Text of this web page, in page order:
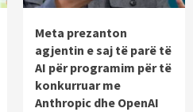
Meta prezanton
agjentin e saj të parë të
AI për programim për të
konkurruar me
Anthropic dhe OpenAI